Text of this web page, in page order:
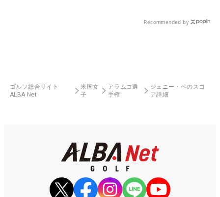
Recommended by
ゴルフ総合サイト
ALBA Net
米国女
子
アラムコ選
手権
ジェニー・ベのスコ
ア詳細